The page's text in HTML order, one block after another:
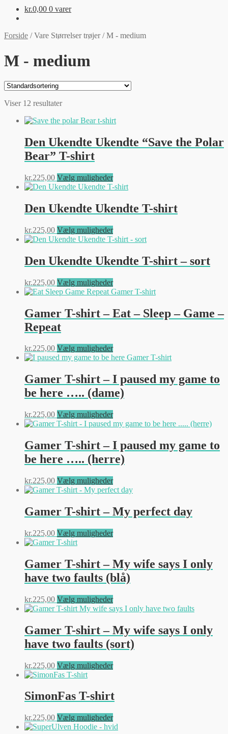
kr.0,00 0 varer
Forside /Vare Størrelser trøjer/M - medium
M - medium
Viser 12 resultater
Den Ukendte Ukendte “Save the Polar
Bear” T-shirt
kr.225,00 Vælg mulighederDette
vare
flere
varianter.
kan
vælges
varesiden
Den Ukendte Ukendte T-shirt
kr.225,00 Vælg mulighederDette
vare
flere
varianter.
kan
vælges
varesiden
Den Ukendte Ukendte T-shirt – sort
kr.225,00 Vælg mulighederDette
vare
flere
varianter.
vælges
på
Gamer T-shirt – Eat – Sleep – Game –
Repeat
kr.225,00 Vælg mulighederDette
vare
flere
varianter.
Mulighederne
vælges
på
varesiden
Gamer T-shirt – I paused my game to
be here ….. (dame)
kr.225,00 Vælg mulighederDette
vare
flere
varianter.
Mulighederne
vælges
på
varesiden
Gamer T-shirt – I paused my game to
be here ….. (herre)
kr.225,00 Vælg mulighederDette
vare
flere
varianter.
kan
varesiden
Gamer T-shirt – My perfect day
kr.225,00 Vælg mulighederDette
flere
varianter.
Mulighederne
vælges
på
varesiden
Gamer T-shirt – My wife says I only
have two faults (blå)
kr.225,00 Vælg mulighederDette
vare
flere
varianter.
Mulighederne
vælges
på
Gamer T-shirt – My wife says I only
have two faults (sort)
kr.225,00 Vælg mulighederDette
flere
varianter.
kan
vælges
SimonFas T-shirt
kr.225,00 Vælg mulighederDette
vare